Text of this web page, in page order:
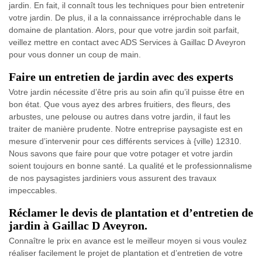
jardin. En fait, il connaît tous les techniques pour bien entretenir
votre jardin. De plus, il a la connaissance irréprochable dans le
domaine de plantation. Alors, pour que votre jardin soit parfait,
veillez mettre en contact avec ADS Services à Gaillac D Aveyron
pour vous donner un coup de main.
Faire un entretien de jardin avec des experts
Votre jardin nécessite d’être pris au soin afin qu’il puisse être en
bon état. Que vous ayez des arbres fruitiers, des fleurs, des
arbustes, une pelouse ou autres dans votre jardin, il faut les
traiter de manière prudente. Notre entreprise paysagiste est en
mesure d’intervenir pour ces différents services à {ville) 12310.
Nous savons que faire pour que votre potager et votre jardin
soient toujours en bonne santé. La qualité et le professionnalisme
de nos paysagistes jardiniers vous assurent des travaux
impeccables.
Réclamer le devis de plantation et d’entretien de
jardin à Gaillac D Aveyron.
Connaître le prix en avance est le meilleur moyen si vous voulez
réaliser facilement le projet de plantation et d’entretien de votre